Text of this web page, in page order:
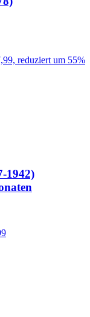
reduziert um 55%
1942)